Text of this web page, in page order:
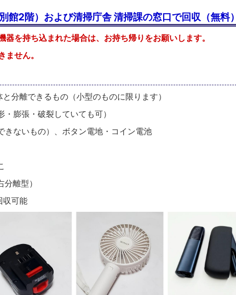
館2階）および清掃庁舎 清掃課の窓口で回収（無料）
器を持ち込まれた場合は、お持ち帰りをお願いします。
ません。
分離できるもの（小型のものに限ります）
膨張・破裂していても可）
きないもの）、ボタン電地・コイン電池
離型）
収可能